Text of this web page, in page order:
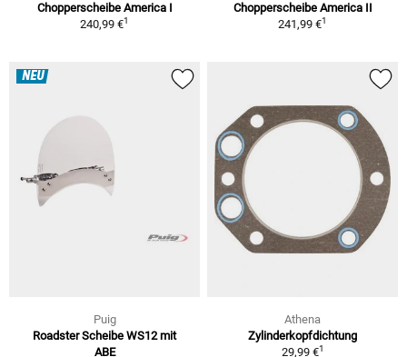
Chopperscheibe America I
240,99 €1
Chopperscheibe America II
241,99 €1
NEU
Puig
Roadster Scheibe WS12 mit
ABE
Athena
Zylinderkopfdichtung
29,99 €1